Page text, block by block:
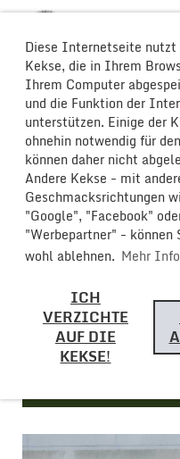
Diese Internetseite nutzt
Kekse, die in Ihrem
Ihrem Computer
und die Funktion der
unterstützen. Einige der
ohnehin notwendig für
können daher nicht
Andere Kekse - mit
Geschmacksrichtungen
"Google", "Facebook"
"Werbepartner" - können
wohl ablehnen. Mehr
ICH
VERZICHTE
AUF DIE
KEKSE!
CARNEVAL
Bereits seit dem
CARNEVAL
und
über 10 Lokalen
Fasnachtsfesten
musikalische
Guggenmusiken
Wir freuen uns,
am Carneval in